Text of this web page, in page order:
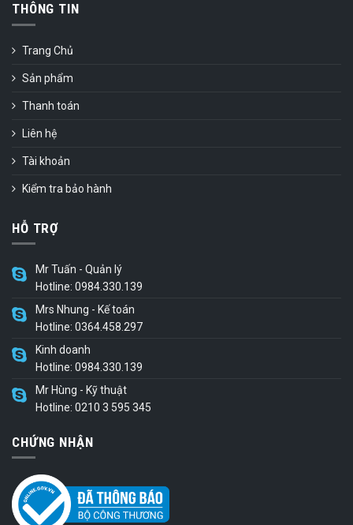
THÔNG TIN
Trang Chủ
Sản phẩm
Thanh toán
Liên hệ
Tài khoản
Kiểm tra bảo hành
HỖ TRỢ
Mr Tuấn - Quản lý
Hotline: 0984.330.139
Mrs Nhung - Kế toán
Hotline: 0364.458.297
Kinh doanh
Hotline: 0984.330.139
Mr Hùng - Kỹ thuật
Hotline: 0210 3 595 345
CHỨNG NHẬN